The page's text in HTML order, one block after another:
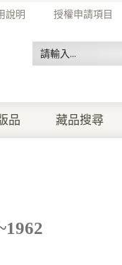
說明 授權申請項目
品 藏品搜尋